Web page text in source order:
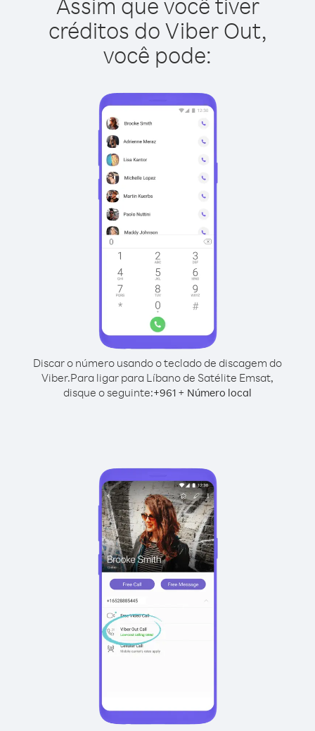
créditos do Viber Out,
você pode:
Discar o número usando o teclado de discagem do
Viber.Para ligar para Líbano de Satélite Emsat,
disque o seguinte:+961 + Número local